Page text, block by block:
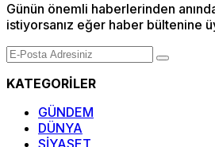
Günün önemli haberlerinden
istiyorsanız eğer haber bültenine
KATEGORİLER
GÜNDEM
DÜNYA